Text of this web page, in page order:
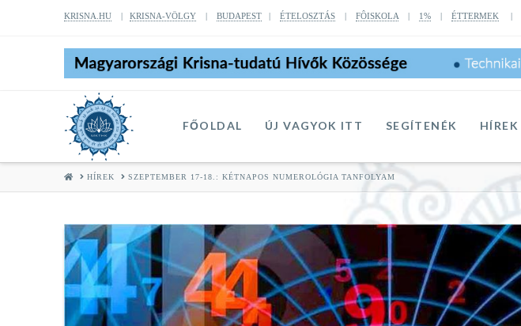
KRISNA.HU| KRISNA-VÖLGY| BUDAPEST| ÉTELOSZTÁS| FÔISKOLA| 1%| ÉTTERMEK |
FŐOLDAL ÚJ VAGYOK ITT SEGÍTENÉK HÍREK
HOMEHÍREK SZEPTEMBER 17-18.: KÉTNAPOS NUMEROLÓGIA TANFOLYAM